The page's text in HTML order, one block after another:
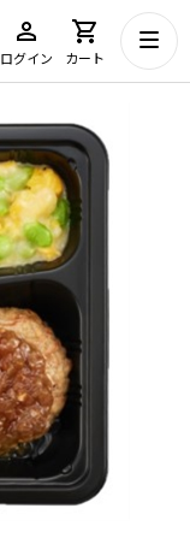
ログイン カート